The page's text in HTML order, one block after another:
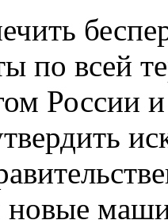
по всей
России и